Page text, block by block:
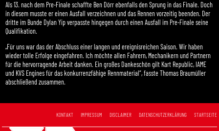
Als 13. nach dem Pre-Finale schaffte Ben Dörr ebenfalls den Sprung in das Finale. Doch
in diesem musste er einen Ausfall verzeichnen und das Rennen vorzeitig beenden. Der
dritte im Bunde Dylan Yip verpasste hingegen durch einen Ausfall im Pre-Finale seine
Qualifikation.
„Für uns war das der Abschluss einer langen und ereignisreichen Saison. Wir haben
wieder tolle Erfolge eingefahren. Ich möchte allen Fahrern, Mechanikern und Partnern
für die hervorragende Arbeit danken. Ein großes Dankeschön gilt Kart Republic, IAME
und KVS Engines für das konkurrenzfähige Rennmaterial“, fasste Thomas Braumüller
abschließend zusammen.
STARTSEITE
DATENSCHUTZERKLÄRUNG
DISCLAIMER
IMPRESSUM
KONTAKT